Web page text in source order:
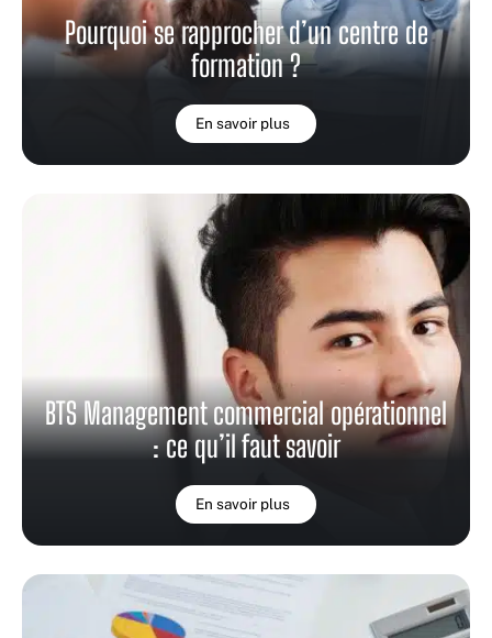
Pourquoi se rapprocher d’un centre de
formation ?
En savoir plus
BTS Management commercial opérationnel
: ce qu’il faut savoir
En savoir plus